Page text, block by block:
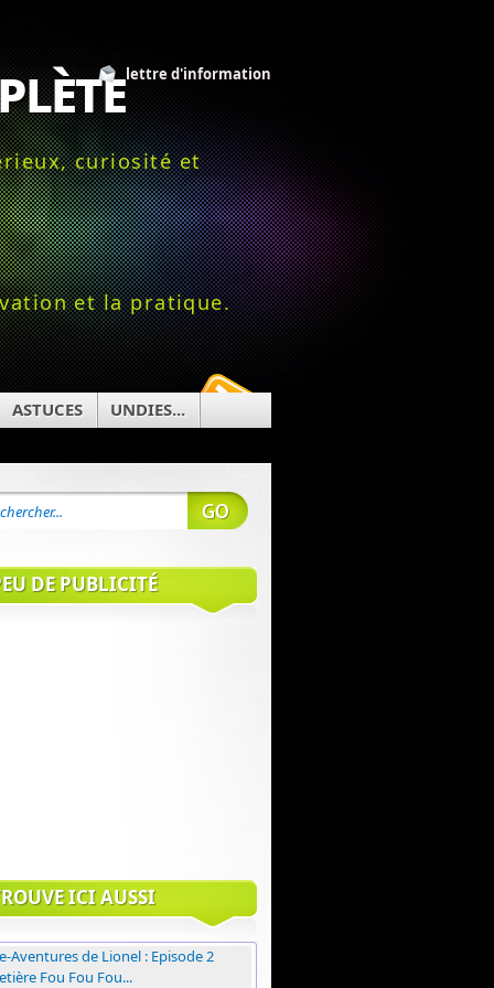
curiosité et
et la pratique.
lettre d'information
ASTUCES UNDIES...
DE PUBLICITÉ
ICI AUSSI
Aventures de Lionel : Episode 2
Fou Fou Fou...